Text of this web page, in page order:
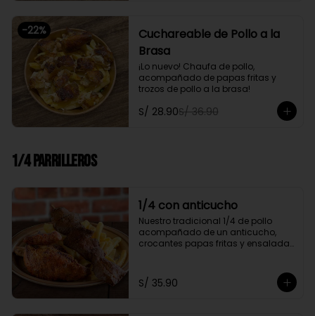
-22%
Cuchareable de Pollo a la
Brasa
¡Lo nuevo! Chaufa de pollo,
acompañado de papas fritas y
trozos de pollo a la brasa!
S/ 28.90S/ 36.90
1/4 Parrilleros
1/4 con anticucho
Nuestro tradicional 1/4 de pollo
acompañado de un anticucho,
crocantes papas fritas y ensalada
S/ 35.90